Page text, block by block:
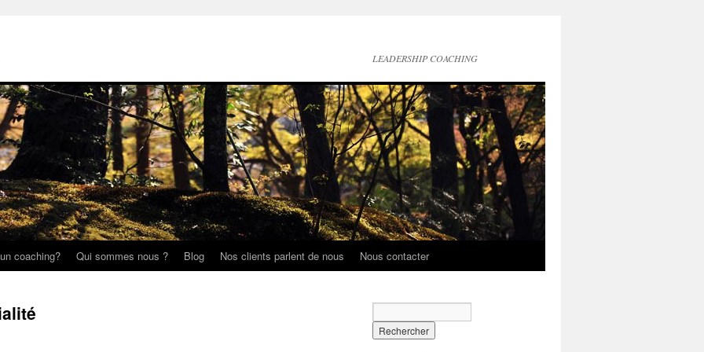
LEADERSHIP COACHING
coaching? Qui sommes nous ? Blog Nos clients parlent de nous Nous contacter